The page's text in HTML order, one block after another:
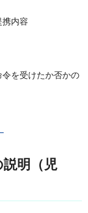
携内容
を受けたか否かの
明（児